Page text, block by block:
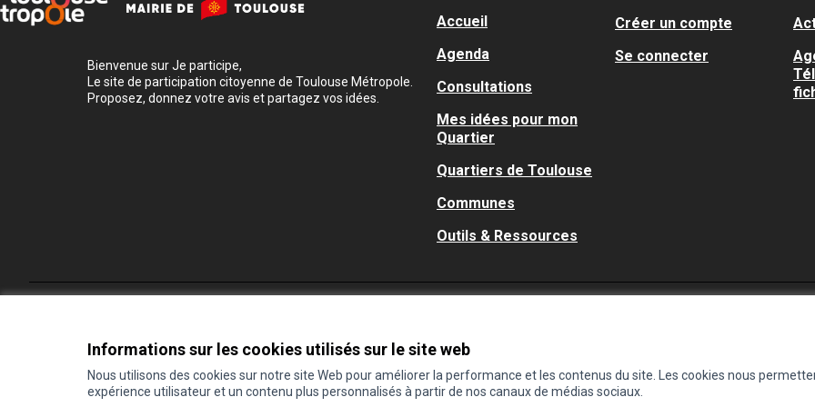
Informations sur les cookies utilisés sur le site web
Nous utilisons des cookies sur notre site Web pour améliorer la performance et les contenus du site. Les cookies nous
expérience utilisateur et un contenu plus personnalisés à partir de nos canaux de médias sociaux.
Bienvenue sur Je participe,
Le site de participation citoyenne de Toulouse Métropole.
Proposez, donnez votre avis et partagez vos idées.
Accueil
Agenda
Consultations
Mes idées pour mon
Quartier
Quartiers de Toulouse
Communes
Outils & Ressources
Créer un compte
Se connecter